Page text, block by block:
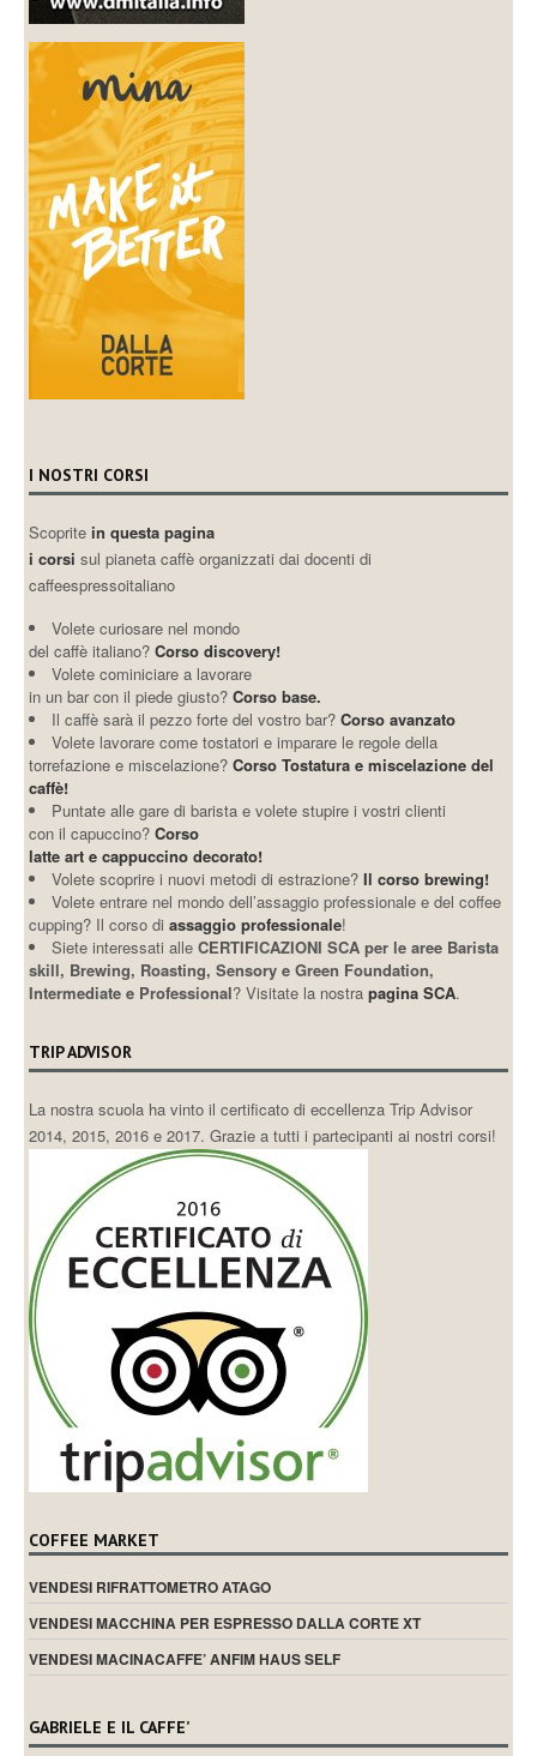
I NOSTRI CORSI
Scopritein questa pagina
i corsi sul pianeta caffè organizzati dai docenti di
caffeespressoitaliano
Volete curiosare nel mondo
del caffè italiano? Corso discovery!
Volete cominiciare a lavorare
in un bar con il piede giusto? Corso base.
Il caffè sarà il pezzo forte del vostro bar?Corso avanzato
Volete lavorare come tostatori e imparare le regole della
torrefazione e miscelazione?Corso Tostatura e miscelazione del
caffè!
Puntate alle gare di barista e volete stupire i vostri clienti
con il capuccino?Corso
latte art e cappuccino decorato!
Volete scoprire i nuovi metodi di estrazione?Il corso brewing!
Volete entrare nel mondo dell’assaggio professionale e del coffee
cupping? Il corso diassaggio professionale!
Siete interessati alleCERTIFICAZIONI SCA per le aree Barista
skill, Brewing, Roasting, Sensory e Green Foundation,
Intermediate e Professional? Visitate la nostrapagina SCA.
TRIP ADVISOR
La nostra scuola ha vinto il certificato di eccellenza Trip Advisor
2014, 2015, 2016 e 2017. Grazie a tutti i partecipanti ai nostri corsi!
COFFEE MARKET
VENDESI RIFRATTOMETRO ATAGO
VENDESI MACCHINA PER ESPRESSO DALLA CORTE XT
VENDESI MACINACAFFE’ ANFIM HAUS SELF
GABRIELE E IL CAFFE’